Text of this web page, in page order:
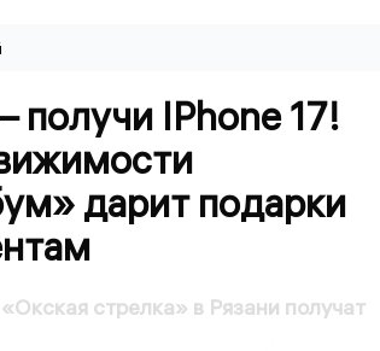
получи IPhone 17!
дарит подарки
стрелка» в Рязани получат